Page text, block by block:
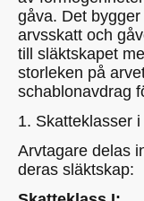
gåva. Det
arvsskatt och
till släktskapet
storleken på
schablonavdrag
1. Skatteklasser
Arvtagare delas
deras släktskap: